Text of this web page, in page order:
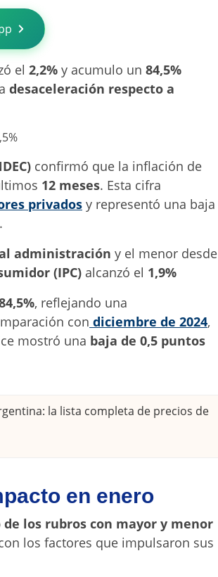
el 2,2% y acumulo un 84,5%
desaceleración respecto a
confirmó que la inflación de
12 meses. Esta cifra
privados y representó una baja
administración y el menor desde
(IPC) alcanzó el 1,9%
, reflejando una
con diciembre de 2024,
mostró una baja de 0,5 puntos
la lista completa de precios de
en enero
los rubros con mayor y menor
los factores que impulsaron sus